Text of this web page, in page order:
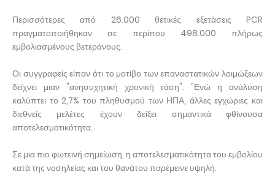
Περισσότερες από 26.000 θετικές εξετάσεις PCR
πραγματοποιήθηκαν σε περίπου 498.000 πλήρως
εμβολιασμένους βετεράνους.
Οι συγγραφείς είπαν ότι το μοτίβο των επαναστατικών λοιμώξεων
δείχνει μιαν "ανησυχητική χρονική τάση". "Ενώ η ανάλυση
καλύπτει το 2,7% του πληθυσμού των ΗΠΑ, άλλες εγχώριες και
διεθνείς μελέτες έχουν δείξει σημαντικά φθίνουσα
αποτελεσματικότητα.
Σε μια πιο φωτεινή σημείωση, η αποτελεσματικότητα του εμβολίου
κατά της νοσηλείας και του θανάτου παρέμεινε υψηλή.